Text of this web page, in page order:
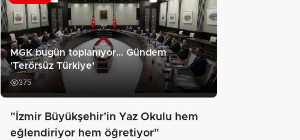
MGK bugün toplanıyor... Gündem
'Terörsüz Türkiye'
375
"İzmir Büyükşehir’in Yaz Okulu hem
eğlendiriyor hem öğretiyor"